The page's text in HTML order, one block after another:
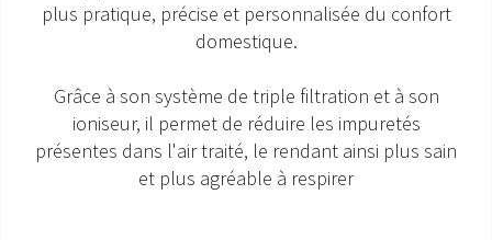
plus pratique, précise et personnalisée du confort
domestique.
Grâce à son système de triple filtration et à son
ioniseur, il permet de réduire les impuretés
présentes dans l'air traité, le rendant ainsi plus sain
et plus agréable à respirer